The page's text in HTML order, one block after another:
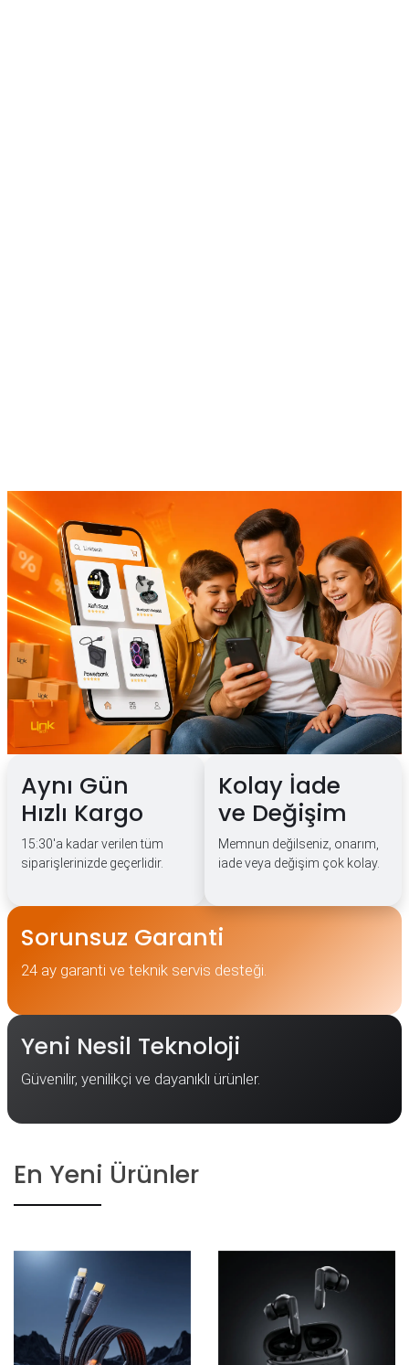
Aynı Gün
Hızlı Kargo
15:30'a kadar verilen tüm
siparişlerinizde geçerlidir.
Sorunsuz Garanti
24 ay garanti ve teknik servis desteği.
Yeni Nesil Teknoloji
Güvenilir, yenilikçi ve dayanıklı ürünler.
Kolay İade
ve Değişim
Memnun değilseniz, onarım,
iade veya değişim çok kolay.
En Yeni Ürünler